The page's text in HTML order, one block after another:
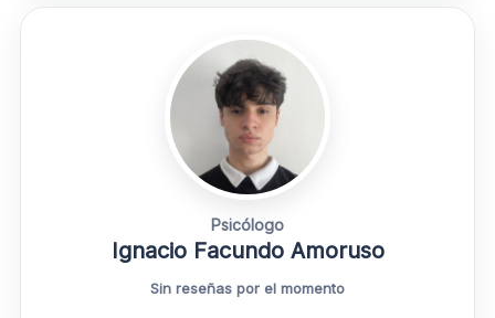
Psicólogo
Ignacio Facundo Amoruso
Sin reseñas por el momento